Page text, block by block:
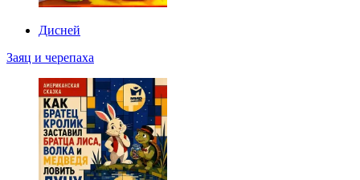
Дисней
Заяц и черепаха